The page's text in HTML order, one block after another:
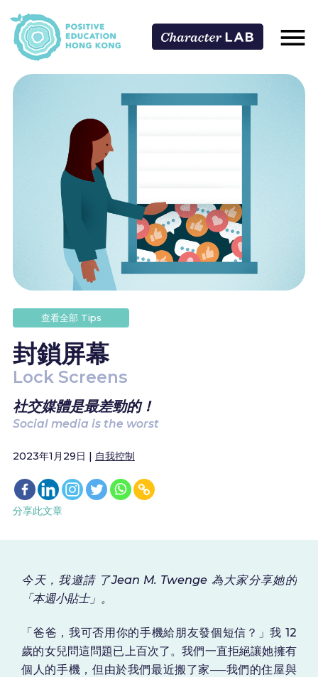
查看全部 Tips
封鎖屏幕
Lock Screens
社交媒體是最差勁的！
Social media is the worst
2023年1月29日 | 自我控制
分享此文章
今天，我邀請 了Jean M. Twenge 為大家分享她的
「本週小貼士」。
「爸爸，我可否用你的手機給朋友發個短信？」我 12
歲的女兒問這問題已上百次了。我們一直拒絕讓她擁有
個人的手機，但由於我們最近搬了家──我們的住屋與